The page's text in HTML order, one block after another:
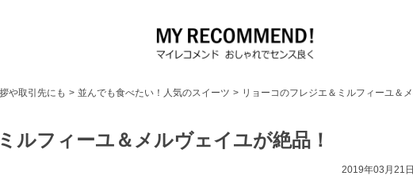
や取引先にも > 並んでも食べたい！人気のスイーツ > リョーコのフレジエ＆ミルフィーユ＆
ルフィーユ＆メルヴェイユが絶品！
2019年03月21